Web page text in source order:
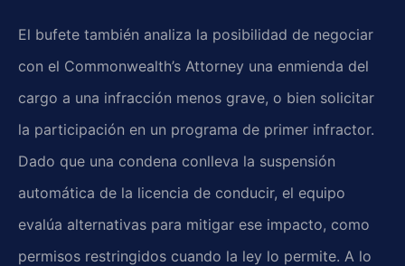
El bufete también analiza la posibilidad de negociar
con el Commonwealth’s Attorney una enmienda del
cargo a una infracción menos grave, o bien solicitar
la participación en un programa de primer infractor.
Dado que una condena conlleva la suspensión
automática de la licencia de conducir, el equipo
evalúa alternativas para mitigar ese impacto, como
permisos restringidos cuando la ley lo permite. A lo